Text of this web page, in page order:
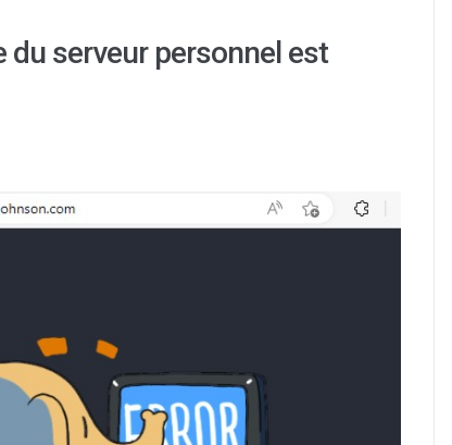
du serveur personnel est